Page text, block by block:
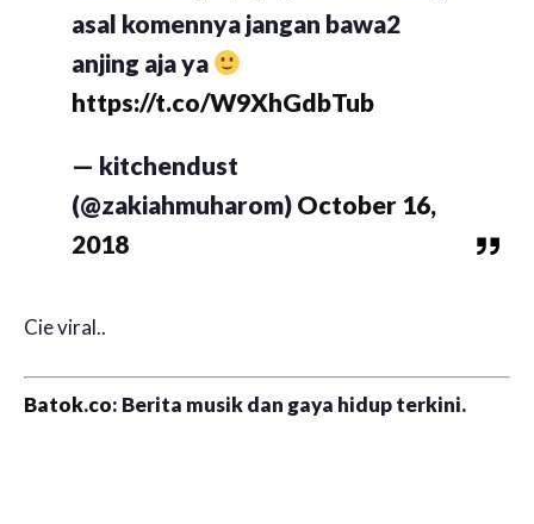
asal komennya jangan bawa2
anjing aja ya
https://t.co/W9XhGdbTub
— kitchendust
(@zakiahmuharom) October 16,
2018
Cie viral..
Batok.co: Berita musik dan gaya hidup terkini.